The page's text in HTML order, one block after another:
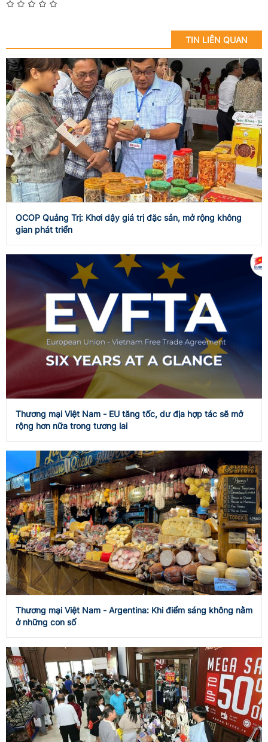
TIN LIÊN QUAN
OCOP Quảng Trị: Khơi dậy giá trị đặc sản, mở rộng không
gian phát triển
Thương mại Việt Nam - EU tăng tốc, dư địa hợp tác sẽ mở
rộng hơn nữa trong tương lai
Thương mại Việt Nam - Argentina: Khi điểm sáng không nằm
ở những con số